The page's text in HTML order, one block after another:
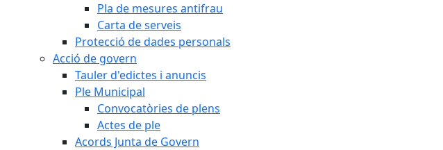
Pla de mesures antifrau
Carta de serveis
Protecció de dades personals
Acció de govern
Tauler d'edictes i anuncis
Ple Municipal
Convocatòries de plens
Actes de ple
Acords Junta de Govern